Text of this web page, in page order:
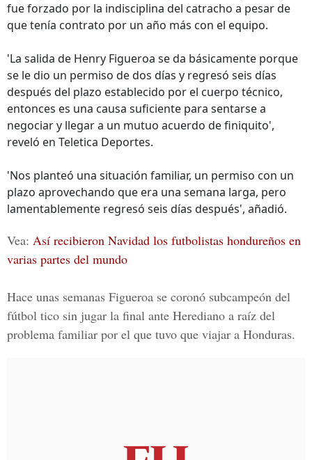
fue forzado por la indisciplina del catracho a pesar de
que tenía contrato por un año más con el equipo.
'La salida de Henry Figueroa se da básicamente porque
se le dio un permiso de dos días y regresó seis días
después del plazo establecido por el cuerpo técnico,
entonces es una causa suficiente para sentarse a
negociar y llegar a un mutuo acuerdo de finiquito',
reveló en Teletica Deportes.
'Nos planteó una situación familiar, un permiso con un
plazo aprovechando que era una semana larga, pero
lamentablemente regresó seis días después', añadió.
Vea: Así recibieron Navidad los futbolistas hondureños en
varias partes del mundo
Hace unas semanas Figueroa se coronó subcampeón del
fútbol tico sin jugar la final ante Herediano a raíz del
problema familiar por el que tuvo que viajar a Honduras.